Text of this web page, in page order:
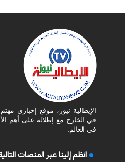
الإيطالية نيوز، موقع إخباري
في الخارج مع إطلالة على أهم
في العالم.
انظم إلينا عبر المنصات